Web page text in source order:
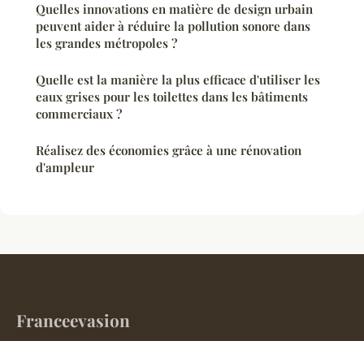
Quelles innovations en matière de design urbain
peuvent aider à réduire la pollution sonore dans
les grandes métropoles ?
Quelle est la manière la plus efficace d'utiliser les
eaux grises pour les toilettes dans les bâtiments
commerciaux ?
Réalisez des économies grâce à une rénovation
d'ampleur
Franceevasion